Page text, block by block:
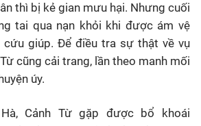
thì bị kẻ gian mưu hại. Nhưng cuối
tai qua nạn khỏi khi được ám vệ
cứu giúp. Để điều tra sự thật về vụ
cũng cải trang, lần theo manh mối
úy.
Cảnh Từ gặp được bổ khoái